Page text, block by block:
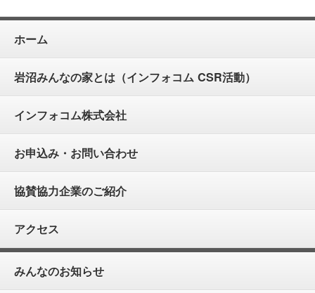
ホーム
岩沼みんなの家とは（インフォコム CSR活動）
インフォコム株式会社
お申込み・お問い合わせ
協賛協力企業のご紹介
アクセス
みんなのお知らせ